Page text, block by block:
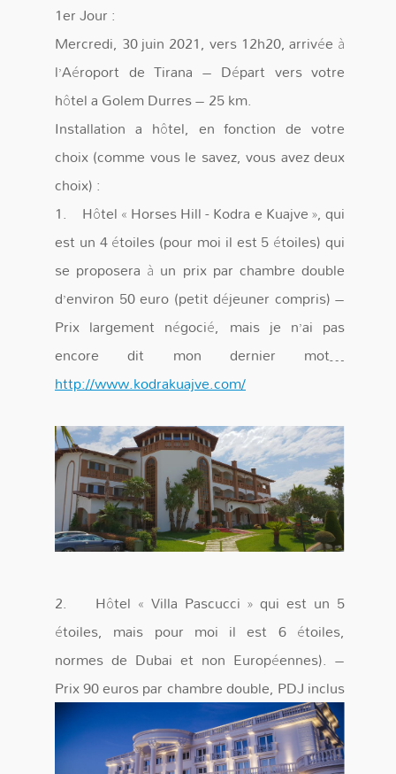
1er Jour :
Mercredi, 30 juin 2021, vers 12h20, arrivée à
l’Aéroport de Tirana – Départ vers votre
hôtel a Golem Durres – 25 km.
Installation a hôtel, en fonction de votre
choix (comme vous le savez, vous avez deux
choix) :
1. Hôtel « Horses Hill - Kodra e Kuajve », qui
est un 4 étoiles (pour moi il est 5 étoiles) qui
se proposera à un prix par chambre double
d’environ 50 euro (petit déjeuner compris) –
Prix largement négocié, mais je n’ai pas
encore dit mon dernier mot…
http://www.kodrakuajve.com/
2. Hôtel « Villa Pascucci » qui est un 5
étoiles, mais pour moi il est 6 étoiles,
normes de Dubai et non Européennes). –
Prix 90 euros par chambre double, PDJ inclus